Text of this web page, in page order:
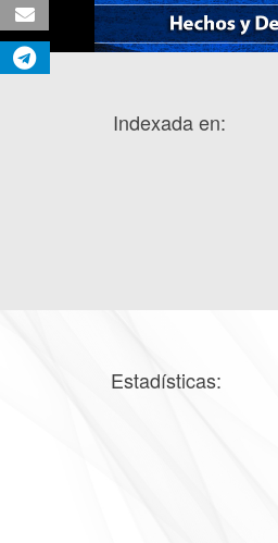
Indexada en:
Estadísticas: